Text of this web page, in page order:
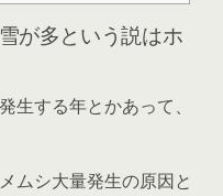
が多という説はホ
生する年とかあって、
ムシ大量発生の原因と